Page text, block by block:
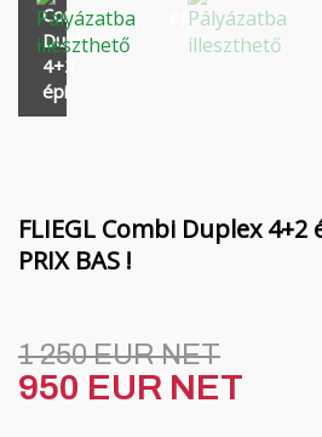
Outils de travail
Autres
Carrières
Contact
Combi
Duplex
4+2
épi
épi
FLIEGL Combi Duplex 4+2
PRIX BAS !
1 250 EUR NET
950 EUR NET